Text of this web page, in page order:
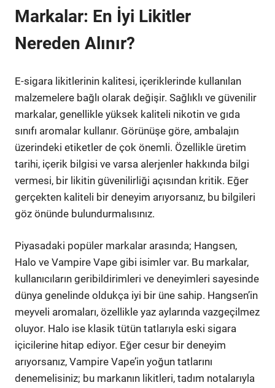
Markalar: En İyi Likitler
Nereden Alınır?
E-sigara likitlerinin kalitesi, içeriklerinde kullanılan
malzemelere bağlı olarak değişir. Sağlıklı ve güvenilir
markalar, genellikle yüksek kaliteli nikotin ve gıda
sınıfı aromalar kullanır. Görünüşe göre, ambalajın
üzerindeki etiketler de çok önemli. Özellikle üretim
tarihi, içerik bilgisi ve varsa alerjenler hakkında bilgi
vermesi, bir likitin güvenilirliği açısından kritik. Eğer
gerçekten kaliteli bir deneyim arıyorsanız, bu bilgileri
göz önünde bulundurmalısınız.
Piyasadaki popüler markalar arasında; Hangsen,
Halo ve Vampire Vape gibi isimler var. Bu markalar,
kullanıcıların geribildirimleri ve deneyimleri sayesinde
dünya genelinde oldukça iyi bir üne sahip. Hangsen’in
meyveli aromaları, özellikle yaz aylarında vazgeçilmez
oluyor. Halo ise klasik tütün tatlarıyla eski sigara
içicilerine hitap ediyor. Eğer cesur bir deneyim
arıyorsanız, Vampire Vape’in yoğun tatlarını
denemelisiniz; bu markanın likitleri, tadım notalarıyla